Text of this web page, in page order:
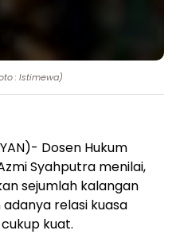
: Istimewa)
Dosen Hukum
Syahputra menilai,
sejumlah kalangan
relasi kuasa
kuat.